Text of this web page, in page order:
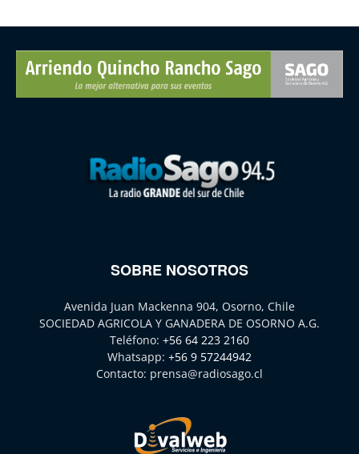
SOBRE NOSOTROS
Avenida Juan Mackenna 904, Osorno, Chile
SOCIEDAD AGRICOLA Y GANADERA DE OSORNO A.G.
Teléfono: +56 64 223 2160
Whatsapp: +56 9 57244942
Contacto: prensa@radiosago.cl